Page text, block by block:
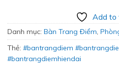
Add to
Danh mục: Bàn Trang Điểm,
Thẻ: #bantrangdiem
#bantrangdiemhiendai